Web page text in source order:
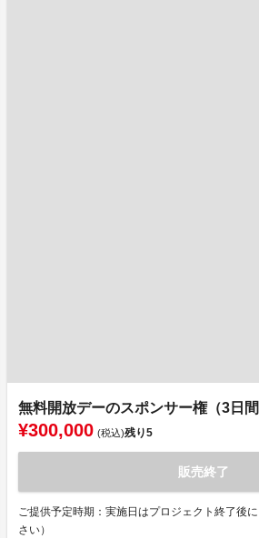
無料開放デーのスポンサー権（3日間
¥300,000 (税込)残り5
販売終了
ご提供予定時期：実施日はプロジェクト終了後
さい）